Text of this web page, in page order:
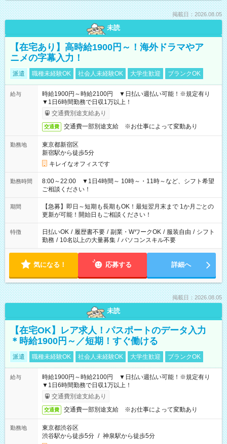
掲載日：2026.08.05
未読
【在宅あり】高時給1900円～！海外ドラマやア
ニメの字幕入力！
派遣 職種未経験OK 社会人未経験OK 大学生歓迎 ブランクOK
給与
時給1900円～時給2100円 ▼日払い週払い可能！※規定有り
▼1日6時間勤務で日収1万以上！
交通費別途支給あり
交通費 交通費一部別途支給 ※お仕事によって変動あり
勤務地
東京都新宿区
新宿駅から徒歩5分
キレイなオフィスです
勤務時間
8:00～22:00 ▼1日4時間～ 10時～・11時～など、シフト希望
ご相談ください！
期間
【急募】即日～短期も長期もOK！最短翌月末まで 1か月ごとの
更新が可能！開始日もご相談ください！
特徴 日払いOK / 履歴書不要 / 副業・WワークOK / 服装自由 / シフト
勤務 / 10名以上の大量募集 / パソコンスキル不要
気になる！ 応募する 詳細へ
掲載日：2026.08.05
未読
【在宅OK】レア求人！パスポートのデータ入力
＊時給1900円～／短期！すぐ働ける
派遣 職種未経験OK 社会人未経験OK 大学生歓迎 ブランクOK
給与
時給1900円～時給2100円 ▼日払い週払い可能！※規定有り
▼1日6時間勤務で日収1万以上！
交通費別途支給あり
交通費 交通費一部別途支給 ※お仕事によって変動あり
勤務地
東京都渋谷区
渋谷駅から徒歩5分 / 神泉駅から徒歩5分